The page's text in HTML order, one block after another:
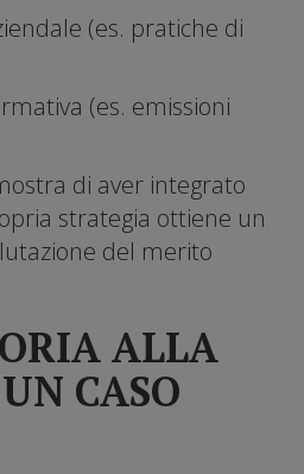
(es. pratiche di
(es. emissioni
di aver integrato
strategia ottiene un
del merito
ALLA
CASO